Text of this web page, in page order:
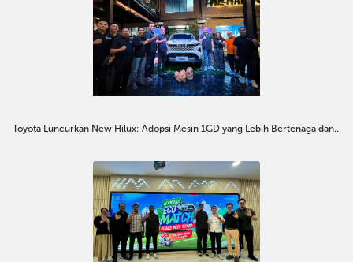
Toyota Luncurkan New Hilux: Adopsi Mesin 1GD yang Lebih Bertenaga dan...